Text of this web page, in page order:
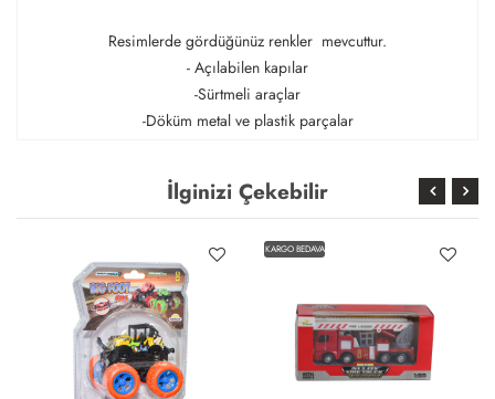
Resimlerde gördüğünüz renkler mevcuttur.
- Açılabilen kapılar
-Sürtmeli araçlar
-Döküm metal ve plastik parçalar
İlginizi Çekebilir
KARGO BEDAVA